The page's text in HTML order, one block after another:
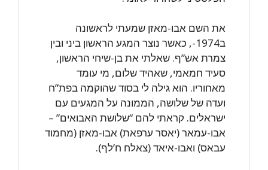
את השם אבו-מאזן שמעתי לראשונה
ב1974-, כאשר נוצר המגע הראשון ביני ובין
צמרת אש”ף. שאלתי את בן-שיחי הראשון,
סעיד חמאמי, שאהיד שלום, מי עומד
מאחוריו. הוא גילה לי בסוד שהוקמה בפת”ח
ועדה של שלושה, הממונה על המגעים עם
ישראלים. קראתי להם “שלושת האבואים” –
אבו-עמאר (יאסר ערפאת) אבו-מאזן (מחמוד
עבאס) ואבו-איאד (צאלח ח’לף).